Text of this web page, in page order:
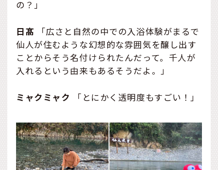
の？」
日髙 「広さと自然の中での入浴体験がまるで
仙人が住むような幻想的な雰囲気を醸し出す
ことからそう名付けられたんだって。千人が
入れるという由来もあるそうだよ。」
ミャクミャク 「とにかく透明度もすごい！」